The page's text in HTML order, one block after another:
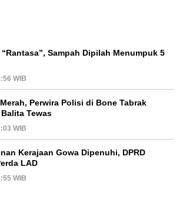
Sampah Dipilah Menumpuk 5
WIB
Perwira Polisi di Bone Tabrak
Tewas
WIB
Kerajaan Gowa Dipenuhi, DPRD
LAD
WIB